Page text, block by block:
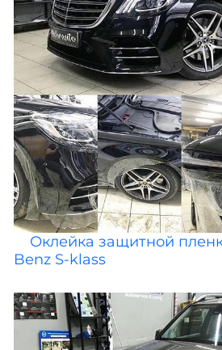
Оклейка защитной
Benz S-klass